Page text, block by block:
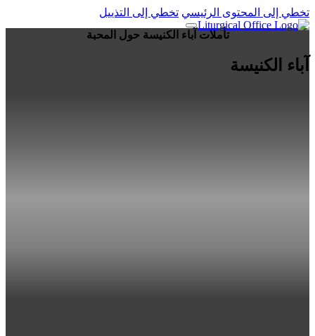
تخطي إلى المحتوى الرئيسي تخطي إلى التذييل
تأملات آباء الكنيسة حول المحبة
آباء الكنيسة